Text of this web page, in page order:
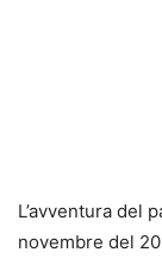
L’avventura del
novembre del